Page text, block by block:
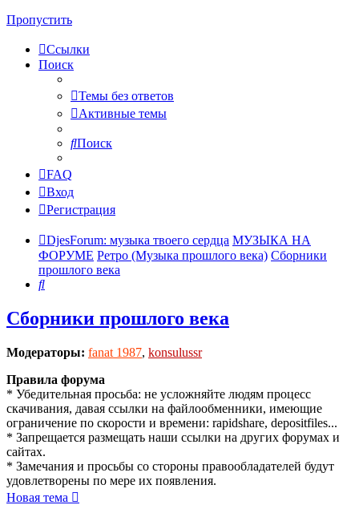
Пропустить
Ссылки
Поиск
Темы без ответов
Активные темы
Поиск
FAQ
Вход
Регистрация
DjesForum: музыка твоего сердца МУЗЫКА НА
ФОРУМЕ Ретро (Музыка прошлого века) Сборники
прошлого века
Поиск
Сборники прошлого века
Модераторы: fanat 1987, konsulussr
Правила форума
* Убедительная просьба: не усложняйте людям процесс
скачивания, давая ссылки на файлообменники, имеющие
ограничение по скорости и времени: rapidshare, depositfiles...
* Запрещается размещать наши ссылки на других форумах и
сайтах.
* Замечания и просьбы со стороны правообладателей будут
удовлетворены по мере их появления.
Новая тема